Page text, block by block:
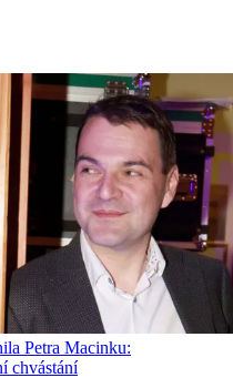
Petra Macinku:
chvástání